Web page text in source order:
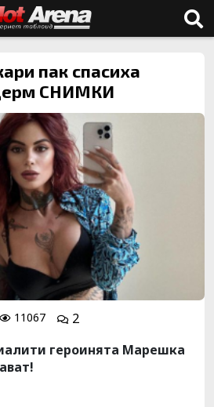
пак спасиха
СНИМКИ
11067
2
героинята Марешка